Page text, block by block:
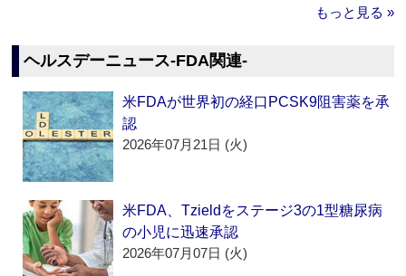
もっと見る »
ヘルスデーニュース‐FDA関連‐
米FDAが世界初の経口PCSK9阻害薬を承
認
2026年07月21日 (火)
米FDA、Tzieldをステージ3の1型糖尿病
の小児に迅速承認
2026年07月07日 (火)